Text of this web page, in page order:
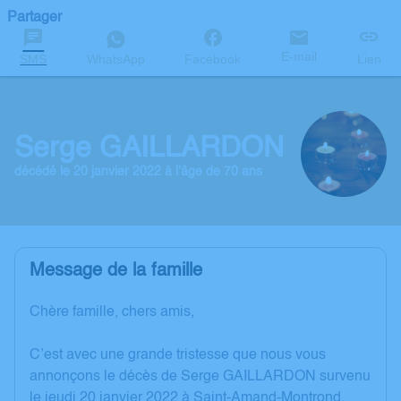
Partager
SMS WhatsApp Facebook E-mail Lien
Serge GAILLARDON
décédé le 20 janvier 2022 à l'âge de 70 ans
Message de la famille
Chère famille, chers amis,
C’est avec une grande tristesse que nous vous
annonçons le décès de Serge GAILLARDON survenu